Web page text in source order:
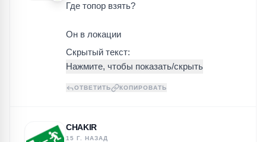
Где топор взять?
Он в локации
Скрытый текст:
ОТВЕТИТЬ КОПИРОВАТЬ
CHAKIR
15 Г. НАЗАД